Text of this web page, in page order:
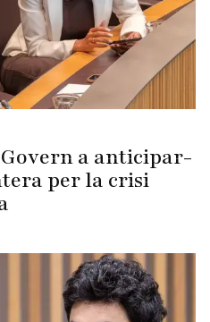
a anticipar-
per la crisi